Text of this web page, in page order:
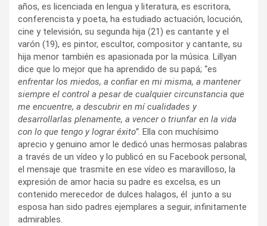
años, es licenciada en lengua y literatura, es escritora,
conferencista y poeta, ha estudiado actuación, locución,
cine y televisión, su segunda hija (21) es cantante y el
varón (19), es pintor, escultor, compositor y cantante, su
hija menor también es apasionada por la música. Lillyan
dice que lo mejor que ha aprendido de su papá; “es
enfrentar los miedos, a confiar en mi misma, a mantener
siempre el control a pesar de cualquier circunstancia que
me encuentre, a descubrir en mí cualidades y
desarrollarlas plenamente, a vencer o triunfar en la vida
con lo que tengo y lograr éxito”. Ella con muchísimo
aprecio y genuino amor le dedicó unas hermosas palabras
a través de un vídeo y lo publicó en su Facebook personal,
el mensaje que trasmite en ese vídeo es maravilloso, la
expresión de amor hacia su padre es excelsa, es un
contenido merecedor de dulces halagos, él junto a su
esposa han sido padres ejemplares a seguir, infinitamente
admirables.